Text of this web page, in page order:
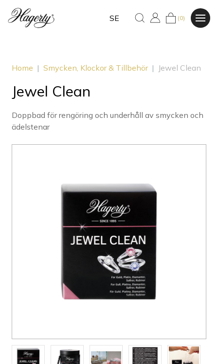
SE (0)
Home | Smycken, Klockor & Tillbehör | Jewel Clean
Jewel Clean
Doppbad för rengöring och underhåll av smycken och
ädelstenar